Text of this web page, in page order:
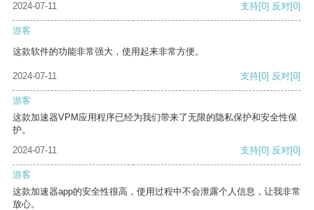
2024-07-11
支持[0] 反对[0]
游客
这款软件的功能非常强大，使用起来非常方便。
2024-07-11 支持[0] 反对[0]
游客
这款加速器VPM应用程序已经为我们带来了无限的隐私保护和安全性保
护。
2024-07-11
支持[0] 反对[0]
游客
这款加速器app的安全性很高，使用过程中不会泄露个人信息，让我非常
放心。